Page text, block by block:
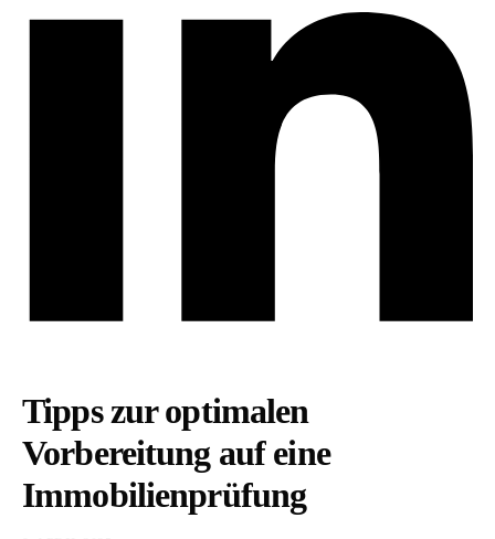
Tipps zur optimalen
Vorbereitung auf eine
Immobilienprüfung